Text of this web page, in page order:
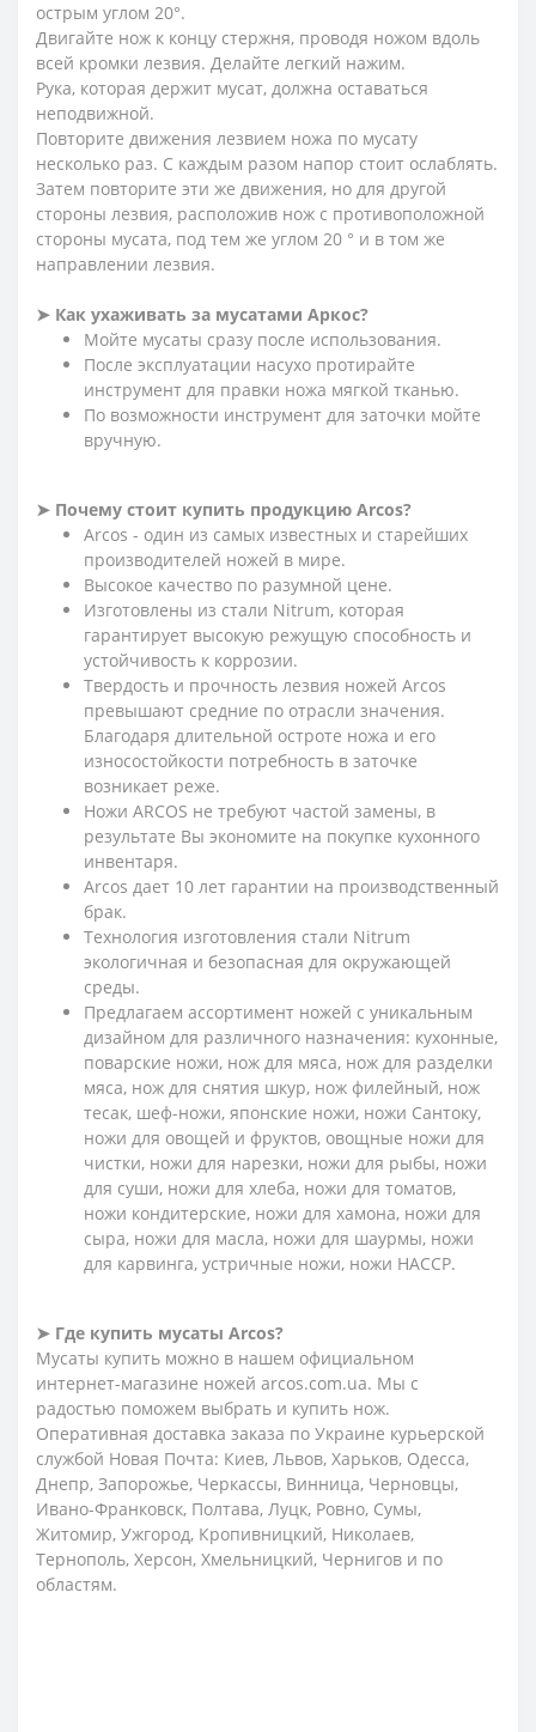
острым углом 20°.
Двигайте нож к концу стержня, проводя ножом вдоль
всей кромки лезвия. Делайте легкий нажим.
Рука, которая держит мусат, должна оставаться
неподвижной.
Повторите движения лезвием ножа по мусату
несколько раз. С каждым разом напор стоит ослаблять.
Затем повторите эти же движения, но для другой
стороны лезвия, расположив нож с противоположной
стороны мусата, под тем же углом 20 ° и в том же
направлении лезвия.
➤ Как ухаживать за мусатами Аркос?
Мойте мусаты сразу после использования.
После эксплуатации насухо протирайте
инструмент для правки ножа мягкой тканью.
По возможности инструмент для заточки мойте
вручную.
➤ Почему стоит купить продукцию Arcos?
Arcos - один из самых известных и старейших
производителей ножей в мире.
Высокое качество по разумной цене.
Изготовлены из стали Nitrum, которая
гарантирует высокую режущую способность и
устойчивость к коррозии.
Твердость и прочность лезвия ножей Arcos
превышают средние по отрасли значения.
Благодаря длительной остроте ножа и его
износостойкости потребность в заточке
возникает реже.
Ножи ARCOS не требуют частой замены, в
результате Вы экономите на покупке кухонного
инвентаря.
Arcos дает 10 лет гарантии на производственный
брак.
Технология изготовления стали Nitrum
экологичная и безопасная для окружающей
среды.
Предлагаем ассортимент ножей с уникальным
дизайном для различного назначения: кухонные,
поварские ножи, нож для мяса, нож для разделки
мяса, нож для снятия шкур, нож филейный, нож
тесак, шеф-ножи, японские ножи, ножи Сантоку,
ножи для овощей и фруктов, овощные ножи для
чистки, ножи для нарезки, ножи для рыбы, ножи
для суши, ножи для хлеба, ножи для томатов,
ножи кондитерские, ножи для хамона, ножи для
сыра, ножи для масла, ножи для шаурмы, ножи
для карвинга, устричные ножи, ножи HACCP.
➤ Где купить мусаты Arcos?
Мусаты купить можно в нашем официальном
интернет-магазине ножей arcos.com.ua. Мы с
радостью поможем выбрать и купить нож.
Оперативная доставка заказа по Украине курьерской
службой Новая Почта: Киев, Львов, Харьков, Одесса,
Днепр, Запорожье, Черкассы, Винница, Черновцы,
Ивано-Франковск, Полтава, Луцк, Ровно, Сумы,
Житомир, Ужгород, Кропивницкий, Николаев,
Тернополь, Херсон, Хмельницкий, Чернигов и по
областям.